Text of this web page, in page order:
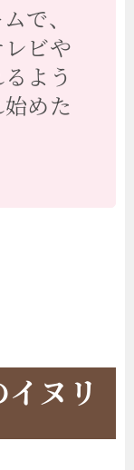
で、
ビや
よう
めた
ヌリ